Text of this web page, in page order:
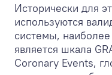
Исторически для
используются
системы,
является шкала
Coronary Events,